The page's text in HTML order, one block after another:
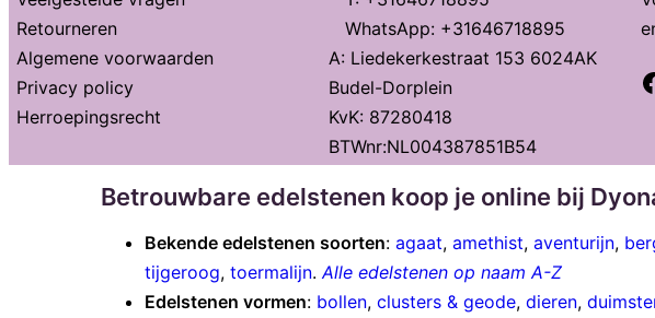
Retourneren
Algemene voorwaarden
Privacy policy
Herroepingsrecht
WhatsApp: +31646718895
A: Liedekerkestraat 153 6024AK
Budel-Dorplein
KvK: 87280418
BTWnr:NL004387851B54
Facebook
Betrouwbare edelstenen koop je online bij
Bekende edelstenen soorten: agaat, amethist, aventurijn,
tijgeroog, toermalijn.Alle edelstenen op naam A-Z
Edelstenen vormen: bollen, clusters & geode, dieren,